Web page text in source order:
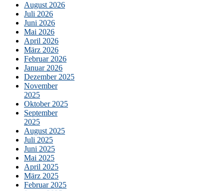
August 2026
Juli 2026
Juni 2026
Mai 2026
April 2026
März 2026
Februar 2026
Januar 2026
Dezember 2025
November
2025
Oktober 2025
September
2025
August 2025
Juli 2025
Juni 2025
Mai 2025
April 2025
März 2025
Februar 2025